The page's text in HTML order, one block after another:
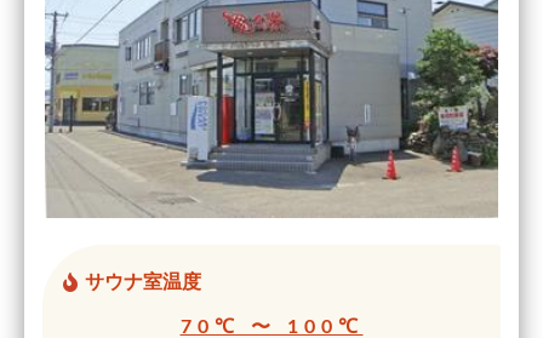
サウナ室温度
70℃ 〜 100℃